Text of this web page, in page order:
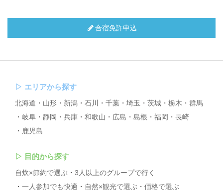
合宿免許申込
▷ エリアから探す
北海道 山形 新潟 石川 千葉 埼玉 茨城 栃木
群馬
岐阜
静岡 兵庫 和歌山 広島 島根 福岡
長崎
鹿児島
▷ 目的から探す
自炊×節約で選ぶ
3人以上のグループで行く
一人参加でも快適
自然×観光で選ぶ 価格で選ぶ